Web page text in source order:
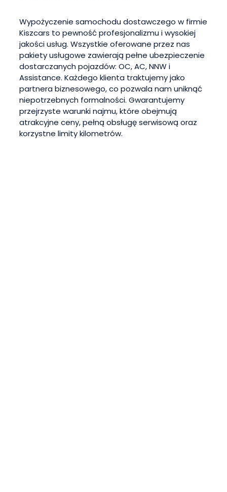
Wypożyczenie samochodu dostawczego w firmie
Kiszcars to pewność profesjonalizmu i wysokiej
jakości usług. Wszystkie oferowane przez nas
pakiety usługowe zawierają pełne ubezpieczenie
dostarczanych pojazdów: OC, AC, NNW i
Assistance. Każdego klienta traktujemy jako
partnera biznesowego, co pozwala nam uniknąć
niepotrzebnych formalności. Gwarantujemy
przejrzyste warunki najmu, które obejmują
atrakcyjne ceny, pełną obsługę serwisową oraz
korzystne limity kilometrów.